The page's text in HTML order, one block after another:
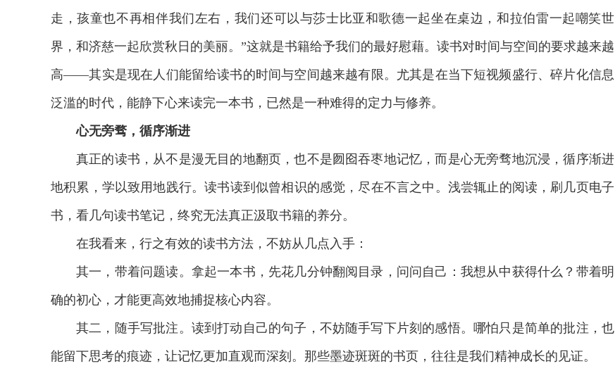
走，孩童也不再相伴我们左右，我们还可以与莎士比亚和歌德一起坐在桌边，和拉伯雷一起嘲笑世
界，和济慈一起欣赏秋日的美丽。”这就是书籍给予我们的最好慰藉。读书对时间与空间的要求越来越
高——其实是现在人们能留给读书的时间与空间越来越有限。尤其是在当下短视频盛行、碎片化信息
泛滥的时代，能静下心来读完一本书，已然是一种难得的定力与修养。
心无旁骛，循序渐进
真正的读书，从不是漫无目的地翻页，也不是囫囵吞枣地记忆，而是心无旁骛地沉浸，循序渐进
地积累，学以致用地践行。读书读到似曾相识的感觉，尽在不言之中。浅尝辄止的阅读，刷几页电子
书，看几句读书笔记，终究无法真正汲取书籍的养分。
在我看来，行之有效的读书方法，不妨从几点入手：
其一，带着问题读。拿起一本书，先花几分钟翻阅目录，问问自己：我想从中获得什么？带着明
确的初心，才能更高效地捕捉核心内容。
其二，随手写批注。读到打动自己的句子，不妨随手写下片刻的感悟。哪怕只是简单的批注，也
能留下思考的痕迹，让记忆更加直观而深刻。那些墨迹斑斑的书页，往往是我们精神成长的见证。